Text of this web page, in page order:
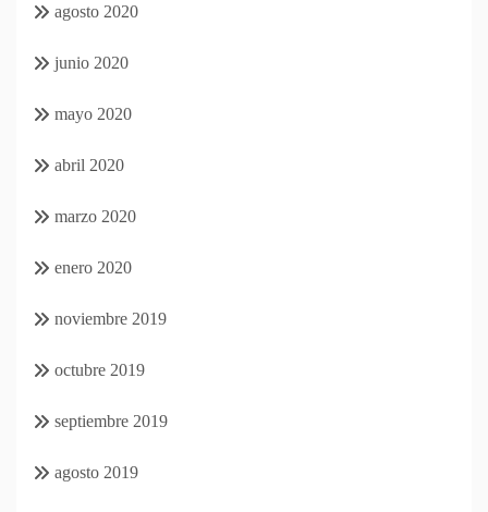
agosto 2020
junio 2020
mayo 2020
abril 2020
marzo 2020
enero 2020
noviembre 2019
octubre 2019
septiembre 2019
agosto 2019